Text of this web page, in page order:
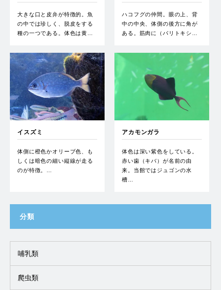
大きな口と皮弁が特徴的。魚
の中では珍しく、脱皮をする
種の一つである。体色は黄…
ハコフグの仲間。眼の上、背
中の中央、体側の後方に角が
ある。筋肉に（パリトキシ…
イスズミ
体側に橙色かオリーブ色、も
しくは暗色の細い縦線が走る
のが特徴。…
アカモンガラ
体色は深い紫色をしている。
赤い歯（キバ）が名前の由
来。当館ではジュゴンの水
槽…
分類
哺乳類
爬虫類